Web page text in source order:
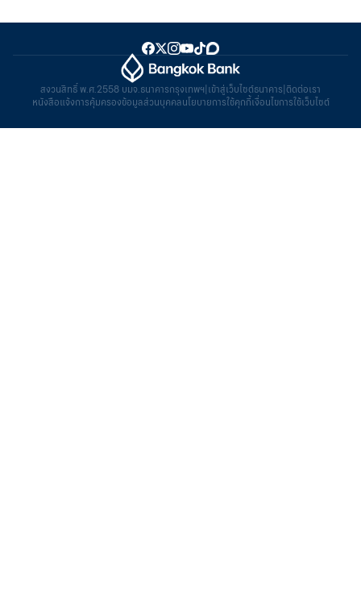
สงวนสิทธิ์ พ.ศ.2558 บมจ.ธนาคารกรุงเทพฯ เข้าสู่เว็บไซต์ธนาคาร ติดต่อเรา
หนังสือแจ้งการคุ้มครองข้อมูลส่วนบุคคลนโยบายการใช้คุกกี้เงื่อนไขการใช้เว็บไซต์